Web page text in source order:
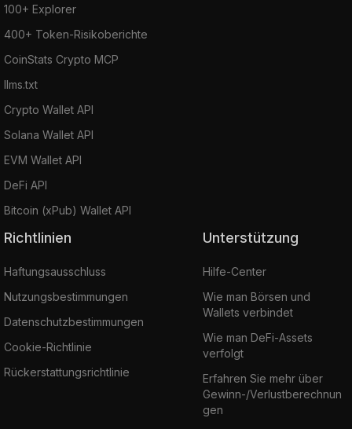
100+ Explorer
400+ Token-Risikoberichte
CoinStats Crypto MCP
llms.txt
Crypto Wallet API
Solana Wallet API
EVM Wallet API
DeFi API
Bitcoin (xPub) Wallet API
Richtlinien
Haftungsausschluss
Nutzungsbestimmungen
Datenschutzbestimmungen
Cookie-Richtlinie
Rückerstattungsrichtlinie
Unterstützung
Hilfe-Center
Wie man Börsen und
Wallets verbindet
Wie man DeFi-Assets
verfolgt
Erfahren Sie mehr über
Gewinn-/Verlustberechnun
gen